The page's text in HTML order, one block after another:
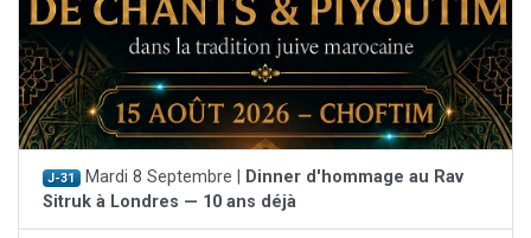
J-31 Mardi 8 Septembre |
Dinner d'hommage au Rav
Sitruk à Londres — 10 ans déjà